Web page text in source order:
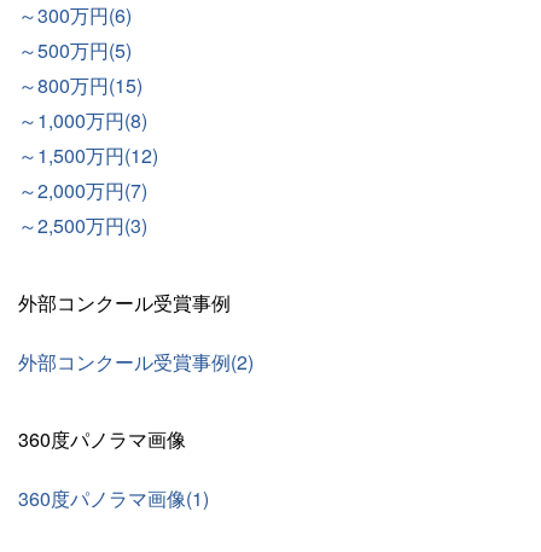
～300万円(6)
～500万円(5)
～800万円(15)
～1,000万円(8)
～1,500万円(12)
～2,000万円(7)
～2,500万円(3)
外部コンクール受賞事例
外部コンクール受賞事例(2)
360度パノラマ画像
360度パノラマ画像(1)